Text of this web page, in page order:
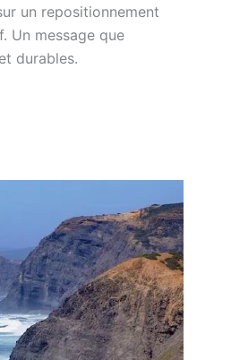
un repositionnement
Un message que
durables.